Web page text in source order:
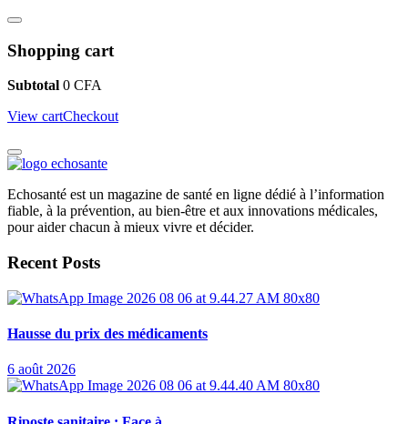
Shopping cart
Subtotal 0 CFA
View cartCheckout
Echosanté est un magazine de santé en ligne dédié à l’information
fiable, à la prévention, au bien-être et aux innovations médicales,
pour aider chacun à mieux vivre et décider.
Recent Posts
Hausse du prix des médicaments
6 août 2026